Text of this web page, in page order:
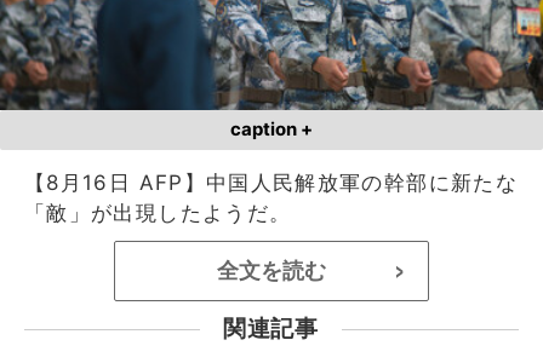
caption +
【8月16日 AFP】中国人民解放軍の幹部に新たな
「敵」が出現したようだ。
全文を読む >
関連記事